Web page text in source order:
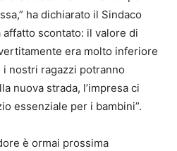
ha dichiarato il Sindaco
affatto scontato: il valore di
era molto inferiore
nostri ragazzi potranno
nuova strada, l’impresa ci
essenziale per i bambini”.
è ormai prossima